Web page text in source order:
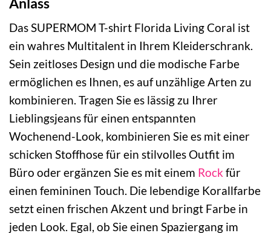
Das SUPERMOM T-shirt Florida Living Coral ist
ein wahres Multitalent in Ihrem Kleiderschrank.
Sein zeitloses Design und die modische Farbe
ermöglichen es Ihnen, es auf unzählige Arten zu
kombinieren. Tragen Sie es lässig zu Ihrer
Lieblingsjeans für einen entspannten
Wochenend-Look, kombinieren Sie es mit einer
schicken Stoffhose für ein stilvolles Outfit im
Büro oder ergänzen Sie es mit einem Rock für
einen femininen Touch. Die lebendige Korallfarbe
setzt einen frischen Akzent und bringt Farbe in
jeden Look. Egal, ob Sie einen Spaziergang im